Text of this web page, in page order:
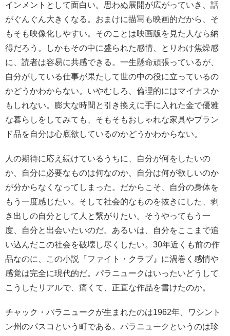
インメントとして面白い。思わぬ展開が広がっていき、話
がぐんぐん大きくなる。おまけに描写も映画的だから、そ
もそも映像化しやすい。そのことは映画版を見た人なら納
得だろう。しかもその中に盛られた感情、とりわけ焦燥感
に、読者は容易に共感できる。一生懸命頑張っているが、
自分がしている仕事が果たして世の中の役に立っているの
かどうかわからない。いやむしろ、倫理的にはマイナスか
もしれない。膨大な時間と引き換えに手に入れた金で優雅
な暮らしをしてみても、そもそもおしゃれな家具やブラン
ド品を自分は心底欲しているのかどうかわからない。
人の期待に応え続けているうちに、自分が何をしたいの
か、自分に必要なものは何なのか、自分は何が欲しいのか
が分からなくなってしまった。だからこそ、自分の身体を
もう一度感じたい。そして社会的なものを抜きにした、剥
き出しの自分として人と繋がりたい。そうやってもう一
度、自分と出会いたいのだ。あるいは、自分をここまで追
い込んだこの社会を破壊し尽くしたい。30年近くも前の作
品なのに、この小説『ファイト・クラブ』に渦巻く感情や
感覚は完全に現代的だ。パラニュークはいったいどうして
こうしたリアルで、痛くて、正直な作品を書けたのか。
チャック・パラニュークが生まれたのは1962年、ワシント
ン州のパスコという町である。パラニュークというのは珍